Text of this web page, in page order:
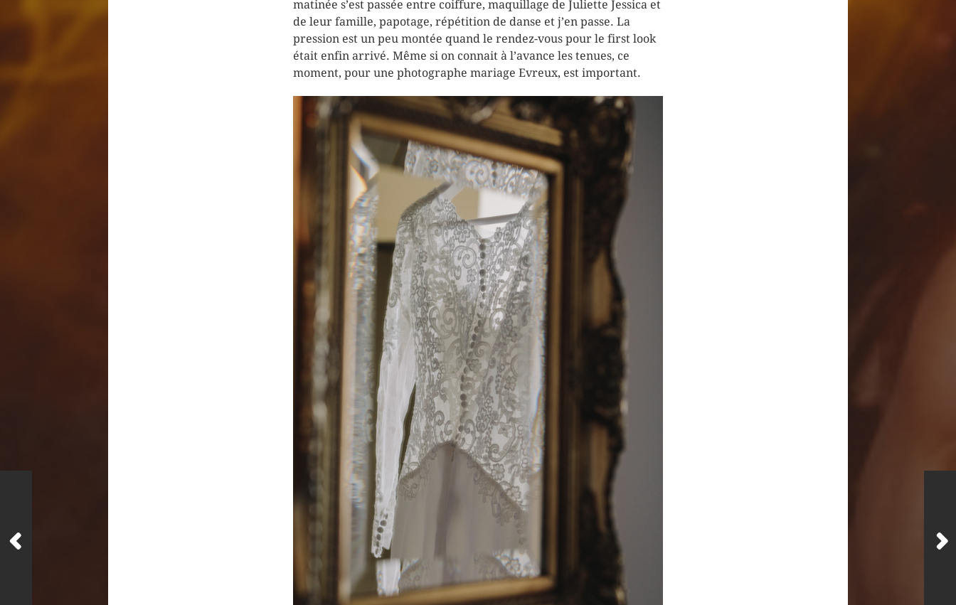
matinée s’est passée entre coiffure, maquillage de Juliette Jessica et
de leur famille, papotage, répétition de danse et j’en passe. La
pression est un peu montée quand le rendez-vous pour le first look
était enfin arrivé. Même si on connait à l’avance les tenues, ce
moment, pour une photographe mariage Evreux, est important.